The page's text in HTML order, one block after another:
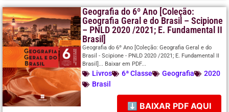
Geografia do 6º Ano [Coleção:
Geografia Geral e do Brasil – Scipione
– PNLD 2020 /2021; E. Fundamental II
Brasil]
Geografia do 6º Ano [Coleção: Geografia Geral e do
Brasil - Scipione - PNLD 2020 /2021; E. Fundamental II
Brasil]... Baixar em PDF...
Livros 6ª Classe Geografia
2020
Brasil
⬇ BAIXAR PDF AQUI